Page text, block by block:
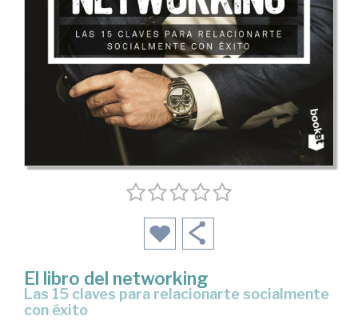
El libro del networking
las 15 claves para relacionarte socialmente
con éxito